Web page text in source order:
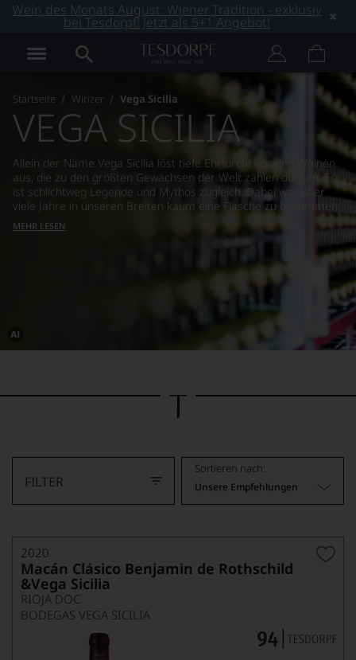
Wein des Monats August: Wiener Tradition - exklusiv
bei Tesdorpf! Jetzt als 5+1 Angebot!
Startseite Winzer Vega Sicilia
Dieses
von
VEGA SICILIA
Allein der Name Vega Sicilia löst tiefe Ehrfurcht vor den Weinen
aus, die zu den größten Gewächsen der Welt zählen dürften. Er
ist schlichtweg Legende und Mythos zugleich. Dabei war über
viele Jahre in unseren Breiten kaum eine Flasche zu bekommen.
MEHR LESEN
FILTER
Sortieren nach:
Unsere Empfehlungen
2020
Macán Clásico Benjamin de Rothschild
&Vega Sicilia
RIOJA DOC
BODEGAS VEGA SICILIA